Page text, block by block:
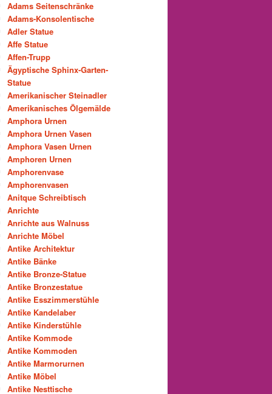
Adams Seitenschränke
Adams-Konsolentische
Adler Statue
Affe Statue
Affen-Trupp
Ägyptische Sphinx-Garten-
Statue
Amerikanischer Steinadler
Amerikanisches Ölgemälde
Amphora Urnen
Amphora Urnen Vasen
Amphora Vasen Urnen
Amphoren Urnen
Amphorenvase
Amphorenvasen
Anitque Schreibtisch
Anrichte
Anrichte aus Walnuss
Anrichte Möbel
Antike Architektur
Antike Bänke
Antike Bronze-Statue
Antike Bronzestatue
Antike Esszimmerstühle
Antike Kandelaber
Antike Kinderstühle
Antike Kommode
Antike Kommoden
Antike Marmorurnen
Antike Möbel
Antike Nesttische